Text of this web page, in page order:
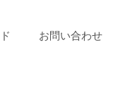
お問い合わせ